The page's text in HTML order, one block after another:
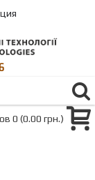
0 (0.00 грн.)